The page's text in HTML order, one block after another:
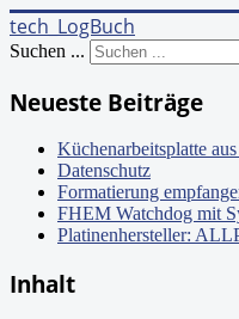
tech_LogBuch
Suchen ...
Neueste Beiträge
Küchenarbeitsplatte
Datenschutz
Formatierung
FHEM Watchdog mit
Platinenhersteller:
Inhalt